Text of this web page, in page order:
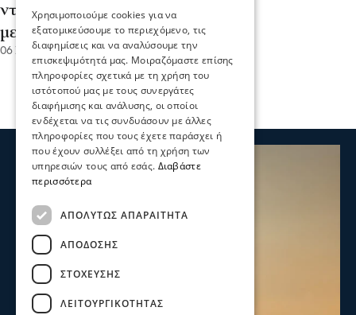
ντροπιαστική ανακοίνωση από τα
μεγάφωνα
06 Σεπ 2023, 09:33
Χρησιμοποιούμε cookies για να
εξατομικεύσουμε το περιεχόμενο, τις
διαφημίσεις και να αναλύσουμε την
επισκεψιμότητά μας. Μοιραζόμαστε επίσης
πληροφορίες σχετικά με τη χρήση του
ιστότοπού μας με τους συνεργάτες
διαφήμισης και ανάλυσης, οι οποίοι
ενδέχεται να τις συνδυάσουν με άλλες
πληροφορίες που τους έχετε παράσχει ή
που έχουν συλλέξει από τη χρήση των
υπηρεσιών τους από εσάς. Διαβάστε
περισσότερα
ΑΠΟΛΎΤΩΣ ΑΠΑΡΑΊΤΗΤΑ
ΑΠΌΔΟΣΗΣ
ΣΤΌΧΕΥΣΗΣ
ΛΕΙΤΟΥΡΓΙΚΌΤΗΤΑΣ